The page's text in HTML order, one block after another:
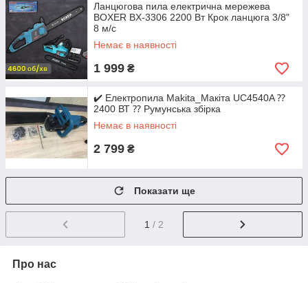
Ланцюгова пила електрична мережева
BOXER BX-3306 2200 Вт Крок ланцюга 3/8"
8 м/с
Немає в наявності
1 999 ₴
✔️ Електропила Makita_Макіта UC4540A ⁇
2400 ВТ ⁇ Румунська збірка
Немає в наявності
2 799 ₴
Показати ще
1 / 2
Про нас